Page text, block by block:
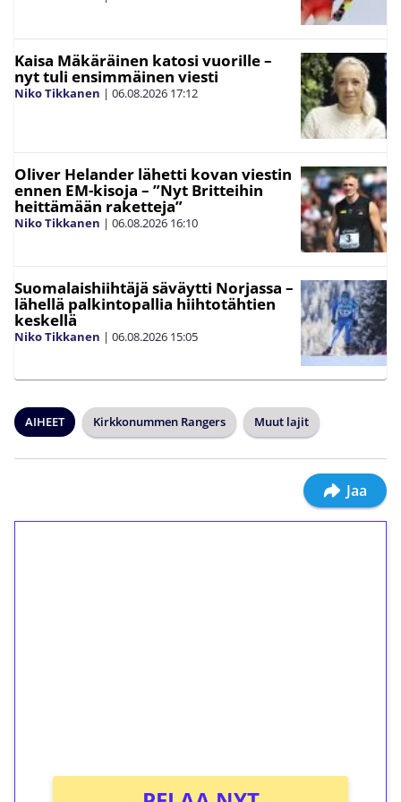
Kaisa Mäkäräinen katosi vuorille –
nyt tuli ensimmäinen viesti
Niko Tikkanen | 06.08.2026 17:12
Oliver Helander lähetti kovan viestin
ennen EM-kisoja – ”Nyt Britteihin
heittämään raketteja”
Niko Tikkanen | 06.08.2026 16:10
Suomalaishiihtäjä säväytti Norjassa –
lähellä palkintopallia hiihtotähtien
keskellä
Niko Tikkanen | 06.08.2026 15:05
AIHEET Kirkkonummen Rangers Muut lajit
Jaa